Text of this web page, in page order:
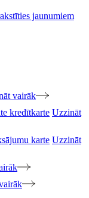
jaunumiem
vairāk
kredītkarte Uzzināt
karte Uzzināt